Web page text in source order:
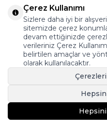
T-SoftE-Ticaret
Çerez Kullanımı
Sizlere daha iyi bir
sitemizde çerez
devam ettiğinizde
verileriniz Çerez
belirtilen amaçlar ve
olarak kullanılacaktır.